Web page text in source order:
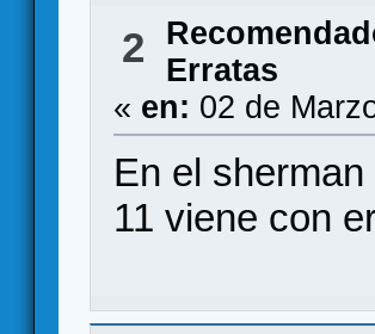
2
Erratas
« en: 02 de
En el
11 viene con